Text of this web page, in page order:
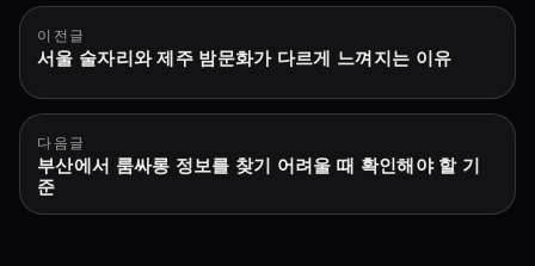
글
탐
색
이전글
서울 술자리와 제주 밤문화가 다르게 느껴지는 이유
다음글
부산에서 룸싸롱 정보를 찾기 어려울 때 확인해야 할 기
준